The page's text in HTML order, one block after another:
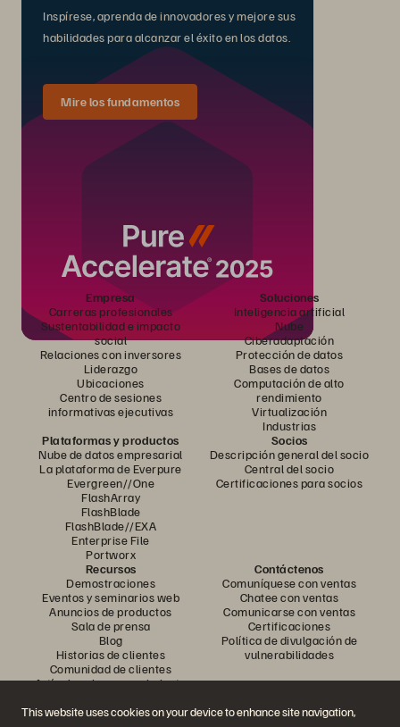
This website uses cookies on your device to enhance site navigation,
Inspírese, aprenda de innovadores y mejore sus
habilidades para alcanzar el éxito en los datos.
Mire los fundamentos
Empresa
Carreras profesionales
Sustentabilidad e impacto
social
Relaciones con inversores
Liderazgo
Ubicaciones
Centro de sesiones
informativas ejecutivas
Soluciones
Inteligencia artificial
Nube
Ciberadaptación
Protección de datos
Bases de datos
Computación de alto
rendimiento
Virtualización
Industrias
Plataformas y productos
Nube de datos empresarial
La plataforma de Everpure
Evergreen//One
FlashArray
FlashBlade
FlashBlade//EXA
Enterprise File
Portworx
Socios
Descripción general del socio
Central del socio
Certificaciones para socios
Recursos
Demostraciones
Eventos y seminarios web
Anuncios de productos
Sala de prensa
Blog
Historias de clientes
Comunidad de clientes
Artículo sobre conocimiento
Contáctenos
Comuníquese con ventas
Chatee con ventas
Comunicarse con ventas
Certificaciones
Política de divulgación de
vulnerabilidades